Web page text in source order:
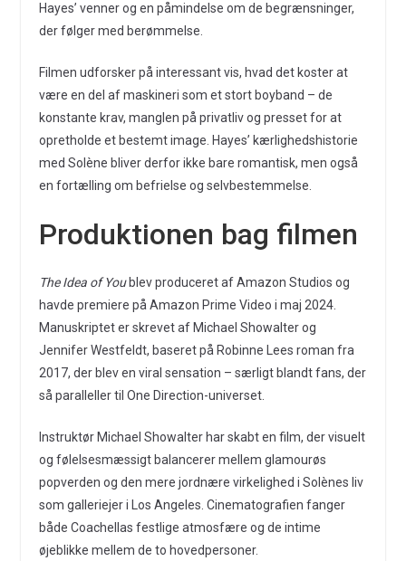
Hayes’ venner og en påmindelse om de begrænsninger,
der følger med berømmelse.
Filmen udforsker på interessant vis, hvad det koster at
være en del af maskineri som et stort boyband – de
konstante krav, manglen på privatliv og presset for at
opretholde et bestemt image. Hayes’ kærlighedshistorie
med Solène bliver derfor ikke bare romantisk, men også
en fortælling om befrielse og selvbestemmelse.
Produktionen bag filmen
The Idea of Youblev produceret af Amazon Studios og
havde premiere på Amazon Prime Video i maj 2024.
Manuskriptet er skrevet af Michael Showalter og
Jennifer Westfeldt, baseret på Robinne Lees roman fra
2017, der blev en viral sensation – særligt blandt fans, der
så paralleller til One Direction-universet.
Instruktør Michael Showalter har skabt en film, der visuelt
og følelsesmæssigt balancerer mellem glamourøs
popverden og den mere jordnære virkelighed i Solènes liv
som galleriejer i Los Angeles. Cinematografien fanger
både Coachellas festlige atmosfære og de intime
øjeblikke mellem de to hovedpersoner.